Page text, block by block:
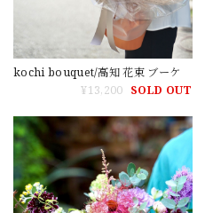
kochi bouquet/高知 花束 ブーケ
¥13,200 SOLD OUT